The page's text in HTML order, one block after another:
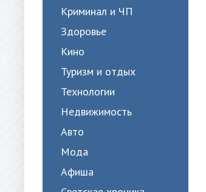
Криминал и ЧП
Здоровье
Кино
Туризм и отдых
Технологии
Недвижимость
Авто
Мода
Афиша